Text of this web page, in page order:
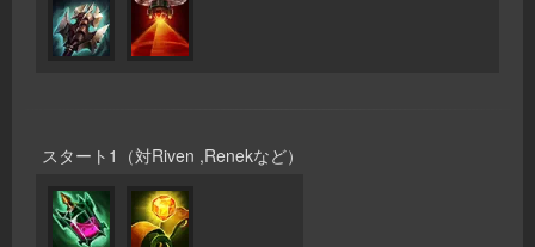
スタート1（対Riven ,Renekなど）